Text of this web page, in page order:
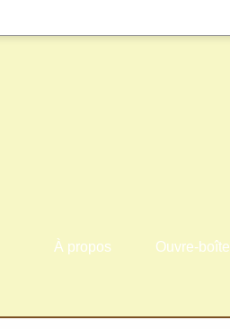
À propos Ouvre-boîte